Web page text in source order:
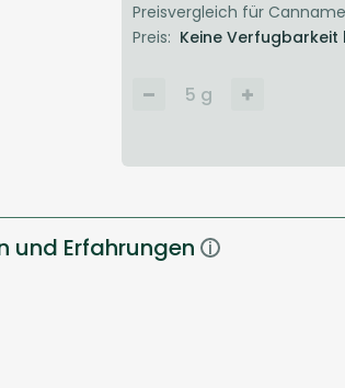
Preisvergleich für
Preis: Keine
5 g
und Erfahrungen i